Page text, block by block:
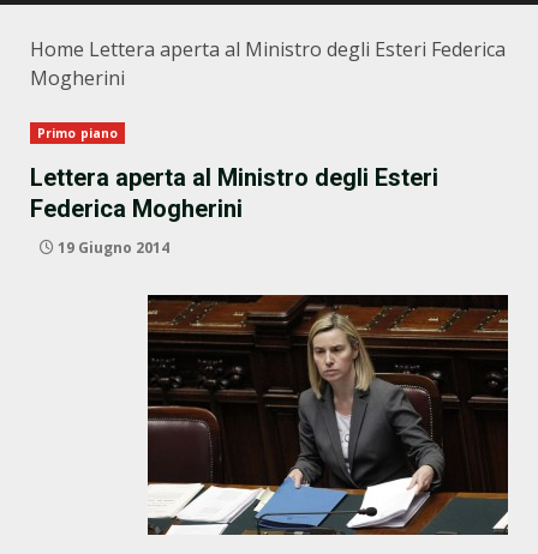
Home Lettera aperta al Ministro degli Esteri Federica
Mogherini
Primo piano
Lettera aperta al Ministro degli Esteri
Federica Mogherini
19 Giugno 2014